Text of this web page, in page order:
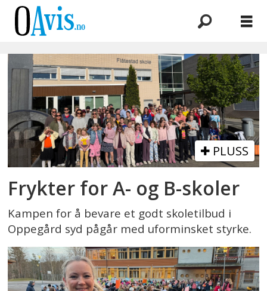
Emne:
hege
blixt
mortensen
PLUSS
Frykter for A- og B-skoler
Kampen for å bevare et godt skoletilbud i
Oppegård syd pågår med uforminsket styrke.